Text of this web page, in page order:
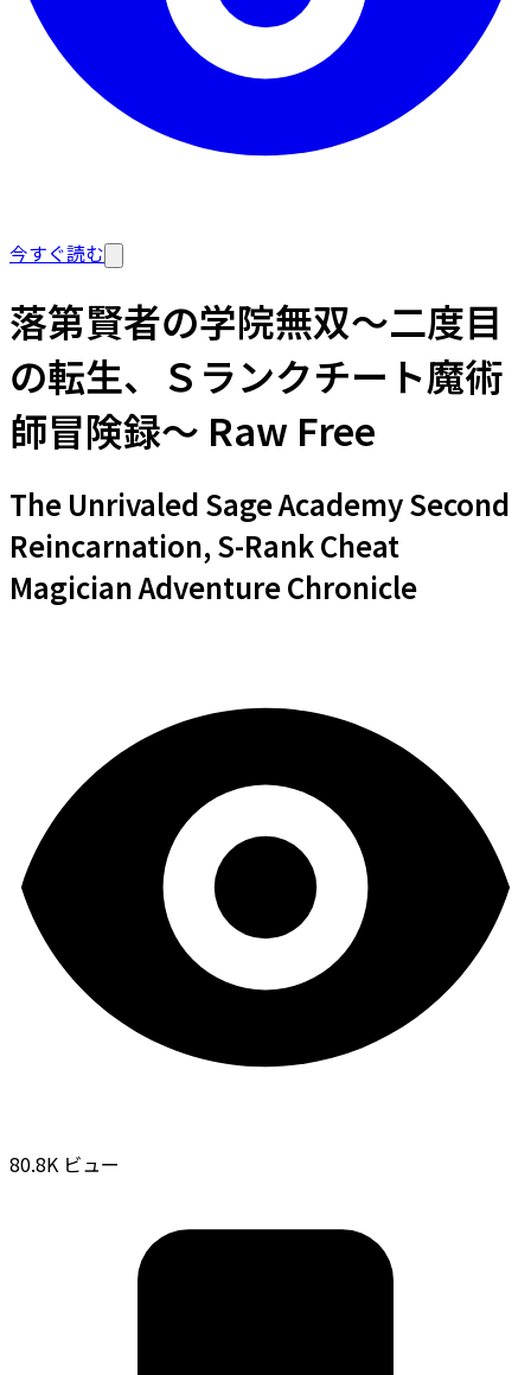
今すぐ読む
落第賢者の学院無双～二度目
の転生、Ｓランクチート魔術
師冒険録～ Raw Free
The Unrivaled Sage Academy Second
Reincarnation, S-Rank Cheat
Magician Adventure Chronicle
80.8K ビュー